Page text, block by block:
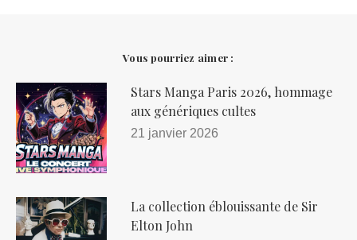
Vous pourriez aimer :
Stars Manga Paris 2026, hommage
aux génériques cultes
21 janvier 2026
La collection éblouissante de Sir
Elton John